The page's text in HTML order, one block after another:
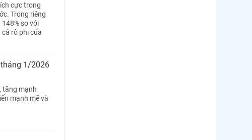
cực trong
Trong riêng
so với
rô phi của
1/2026
tăng mạnh
mạnh mẽ và